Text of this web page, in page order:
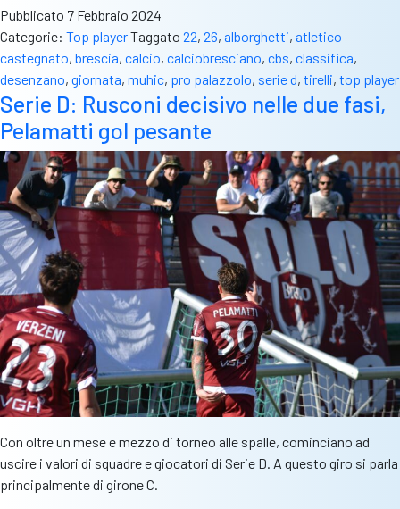
Pubblicato 7 Febbraio 2024
Categorie: Top playerTaggato 22, 26, alborghetti, atletico
castegnato, brescia, calcio, calciobresciano, cbs, classifica,
desenzano, giornata, muhic, pro palazzolo, serie d, tirelli, top player
Serie D: Rusconi decisivo nelle due fasi,
Pelamatti gol pesante
Con oltre un mese e mezzo di torneo alle spalle, cominciano ad
uscire i valori di squadre e giocatori di Serie D. A questo giro si parla
principalmente di girone C.